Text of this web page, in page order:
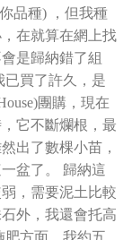
品種) ，但我種
在就算在網上找
是歸納錯了組
已買了許久，是
團購，現在
它不斷爛根，最
出了數棵小苗，
盆了。 歸納這
，需要泥土比較
外，我還會托高